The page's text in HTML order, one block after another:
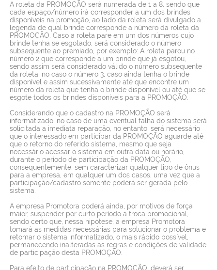
A roleta da PROMOÇÃO será numerada de 1 a 8, sendo que
cada espaço/número irá corresponder a um dos brindes
disponíveis na promoção, ao lado da roleta será divulgado a
legenda de qual brinde corresponde a número da roleta da
PROMOÇÃO. Caso a roleta pare em um dos números cujo
brinde tenha se esgotado, será considerado o número
subsequente ao premiado, por exemplo: A roleta parou no
número 2 que corresponde a um brinde que já esgotou,
sendo assim será considerado válido o número subsequente
da roleta, no caso o número 3, caso ainda tenha o brinde
disponível e assim sucessivamente até que encontre um
número da roleta que tenha o brinde disponível ou até que se
esgote todos os brindes disponíveis para a PROMOÇÃO.
Considerando que o cadastro na PROMOÇÃO será
informatizado, no caso de uma eventual falha do sistema será
solicitada a imediata reparação, no entanto, será necessário
que o interessado em participar da PROMOÇÃO aguarde até
que o retorno do referido sistema, mesmo que seja
necessário acessar o sistema em outra data ou horário,
durante o período de participação da PROMOÇÃO,
consequentemente, sem caracterizar qualquer tipo de ônus
para a empresa, em qualquer um dos casos, uma vez que a
participação/cadastro somente poderá ser gerada pelo
sistema.
A empresa Promotora poderá ainda, por motivos de força
maior, suspender por curto período a troca promocional,
sendo certo que, nessa hipótese, a empresa Promotora
tomará as medidas necessárias para solucionar o problema e
retomar o sistema informatizado, o mais rápido possível,
permanecendo inalteradas as regras e condições de validade
de participação desta PROMOÇÃO.
Para efeito de participação na PROMOÇÃO, deverá ser